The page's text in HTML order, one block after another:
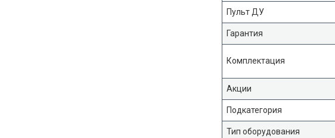
Пульт ДУ
Гарантия
Комплектация
Акции
Подкатегория
Тип оборудования